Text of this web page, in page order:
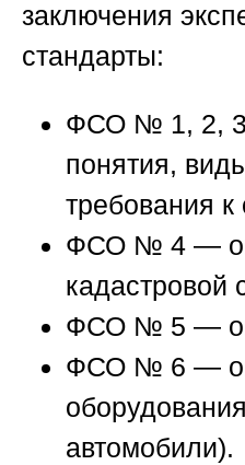
заключения
стандарты:
ФСО № 1, 2, 3
понятия,
требования к
ФСО № 4 —
кадастровой
ФСО № 5 —
ФСО № 6 —
автомобили).